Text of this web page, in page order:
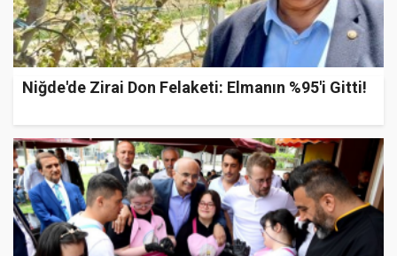
Niğde'de Zirai Don Felaketi: Elmanın %95'i Gitti!